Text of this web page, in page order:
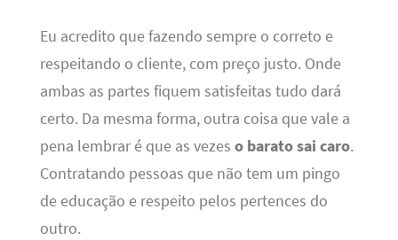
Eu acredito que fazendo sempre o correto e
respeitando o cliente, com preço justo. Onde
ambas as partes fiquem satisfeitas tudo dará
certo. Da mesma forma, outra coisa que vale a
pena lembrar é que as vezes o barato sai caro.
Contratando pessoas que não tem um pingo
de educação e respeito pelos pertences do
outro.